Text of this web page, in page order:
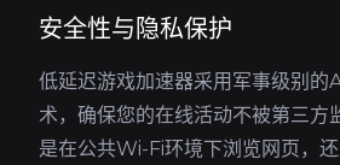
安全性与隐私保护
低延迟游戏加速器采用军事级别的
术，确保您的在线活动不被第三方
是在公共Wi-Fi环境下浏览网页，